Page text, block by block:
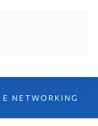
E NETWORKING